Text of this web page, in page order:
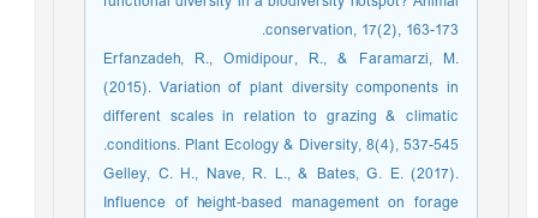
conservation, 17(2), 163-173.
Erfanzadeh, R., Omidipour, R., & Faramarzi, M.
(2015). Variation of plant diversity components in
different scales in relation to grazing & climatic
conditions. Plant Ecology & Diversity, 8(4), 537-545.
Gelley, C. H., Nave, R. L., & Bates, G. E. (2017).
Influence of height‐based management on forage